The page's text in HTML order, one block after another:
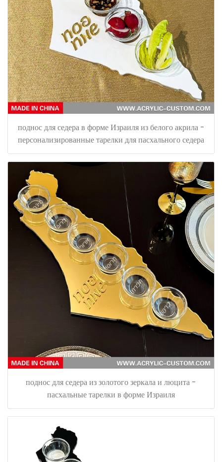
поднос для седера в форме Израиля из белого акрила -
персонализированные тарелки для пасхального седера
поднос для седера из золотого зеркала и люцита -
пасхальные тарелки в форме Израиля